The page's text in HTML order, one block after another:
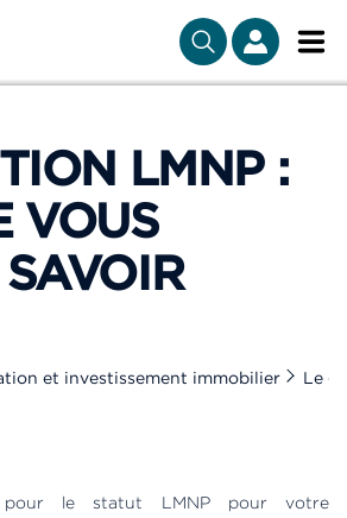
LMNP :
VOUS
et investissement immobilier Le
le statut LMNP pour votre